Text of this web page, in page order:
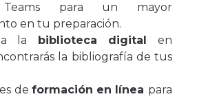
para un mayor
en tu preparación.
a la biblioteca digital en
la bibliografía de tus
de formación en línea para